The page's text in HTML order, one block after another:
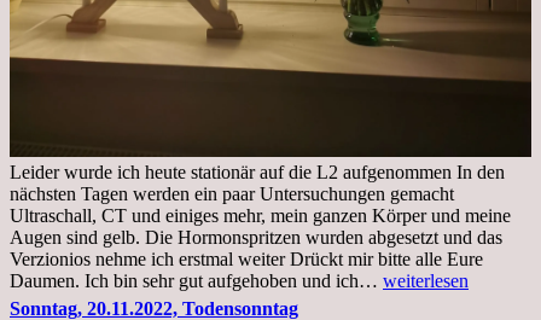
Leider wurde ich heute stationär auf die L2 aufgenommen In den
nächsten Tagen werden ein paar Untersuchungen gemacht
Ultraschall, CT und einiges mehr, mein ganzen Körper und meine
Augen sind gelb. Die Hormonspritzen wurden abgesetzt und das
Verzionios nehme ich erstmal weiter Drückt mir bitte alle Eure
Daumen. Ich bin sehr gut aufgehoben und ich… Mittwoch.
weiterlesen
Sonntag, 20.11.2022, Todensonntag